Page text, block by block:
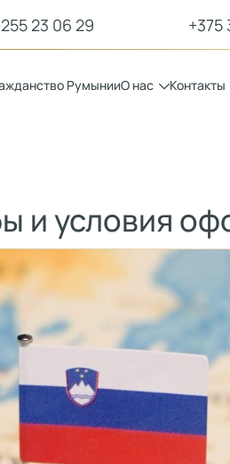
23 06 29 +375
РумынииО нас Контакты
и условия